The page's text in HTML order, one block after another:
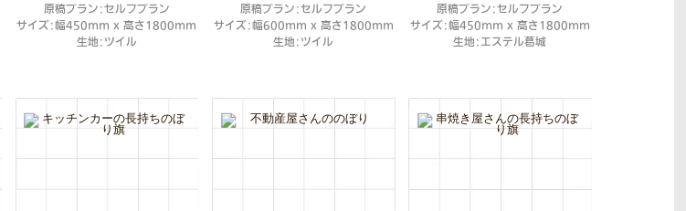
原稿プラン：セルフプラン
サイズ：幅450mm x 高さ1800mm
生地：ツイル
原稿プラン：セルフプラン
サイズ：幅600mm x 高さ1800mm
生地：ツイル
原稿プラン：セルフプラン
サイズ：幅450mm x 高さ1800mm
生地：エステル葛城